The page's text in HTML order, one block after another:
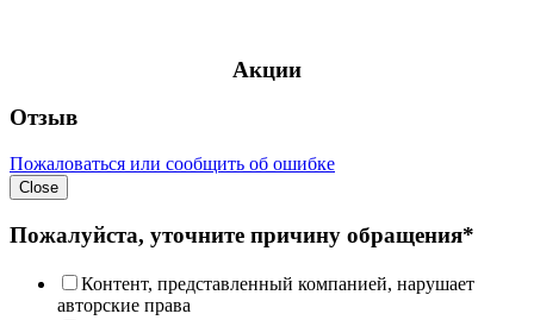
Акции
Отзыв
Пожаловаться или сообщить об ошибке
Close
Пожалуйста, уточните причину обращения*
Контент, представленный компанией, нарушает
авторские права